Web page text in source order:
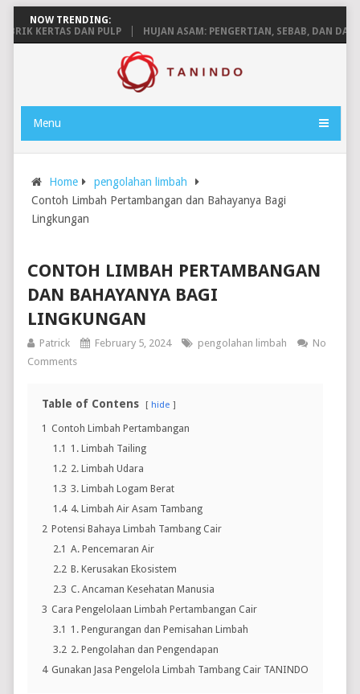
NOW TRENDING:
KERTAS DAN PULP
HUJAN ASAM: PENGERTIAN, SEBAB, DAN
Menu
Home
pengolahan limbah
Contoh Limbah Pertambangan dan Bahayanya Bagi
Lingkungan
CONTOH LIMBAH PERTAMBANGAN
DAN BAHAYANYA BAGI
LINGKUNGAN
Patrick February 5, 2024 pengolahan limbah
No
Comments
Table of Contens hide
1 Contoh Limbah Pertambangan
1.1 1. Limbah Tailing
1.2 2. Limbah Udara
1.3 3. Limbah Logam Berat
1.4 4. Limbah Air Asam Tambang
2 Potensi Bahaya Limbah Tambang Cair
2.1 A. Pencemaran Air
2.2 B. Kerusakan Ekosistem
2.3 C. Ancaman Kesehatan Manusia
3 Cara Pengelolaan Limbah Pertambangan Cair
3.1 1. Pengurangan dan Pemisahan Limbah
3.2 2. Pengolahan dan Pengendapan
4 Gunakan Jasa Pengelola Limbah Tambang Cair TANINDO